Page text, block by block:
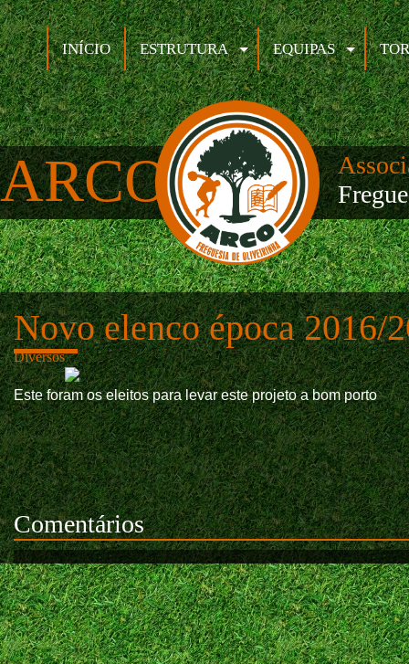
INÍCIO ESTRUTURA EQUIPAS
ARCO
Novo elenco época 2016/
Diversos
Este foram os eleitos para levar este projeto a bom porto
Comentários